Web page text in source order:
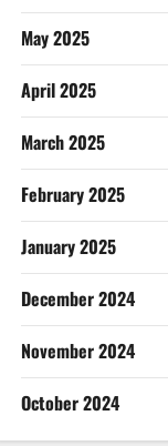
May 2025
April 2025
March 2025
February 2025
January 2025
December 2024
November 2024
October 2024